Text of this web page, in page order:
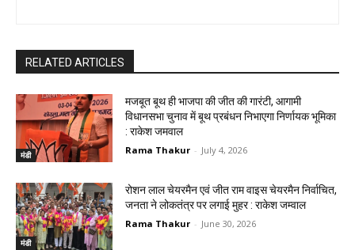
RELATED ARTICLES
मंडी
मजबूत बूथ ही भाजपा की जीत की गारंटी, आगामी
विधानसभा चुनाव में बूथ प्रबंधन निभाएगा निर्णायक भूमिका
: राकेश जमवाल
Rama Thakur - July 4, 2026
मंडी
रोशन लाल चेयरमैन एवं जीत राम वाइस चेयरमैन निर्वाचित,
जनता ने लोकतंत्र पर लगाई मुहर : राकेश जम्वाल
Rama Thakur - June 30, 2026